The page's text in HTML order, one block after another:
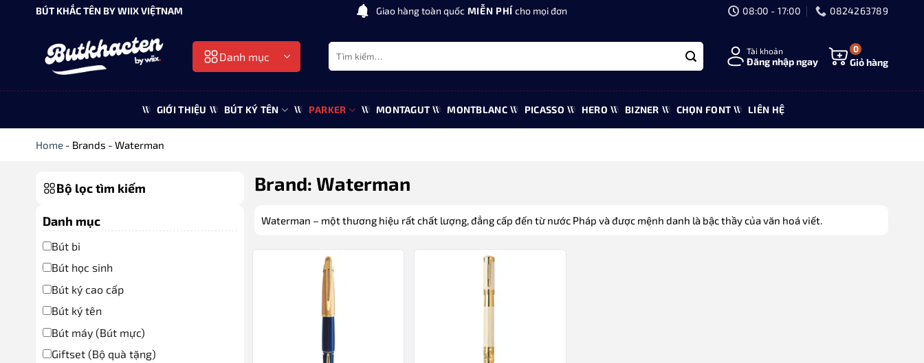
BÚT KHẮC TÊN BY WIIX VIỆTNAM Giao hàng toàn quốc MIỄN PHÍcho mọi đơn 08:00 - 17:00 0824263789
Danh mục
Tìm
kiếm:
Tài khoản
Đăng nhập ngay
0
Giỏ hàng
GIỚI THIỆU BÚT KÝ TÊN PARKER MONTAGUT MONTBLANC PICASSO HERO BIZNER CHỌN FONT LIÊN HỆ
Home - Brands - Waterman
Bộ lọc tìm kiếm
Danh mục
Bút bi
Bút học sinh
Bút ký cao cấp
Bút ký tên
Bút máy (Bút mực)
Giftset (Bộ quà tặng)
Brand: Waterman
Waterman – một thương hiệu rất chất lượng, đẳng cấp đến từ nước Pháp và được mệnh danh là bậc thầy của văn hoá viết.